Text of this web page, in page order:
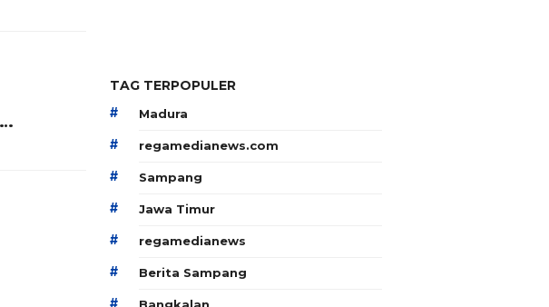
TAG TERPOPULER
# Madura
# regamedianews.com
# Sampang
# Jawa Timur
# regamedianews
# Berita Sampang
#